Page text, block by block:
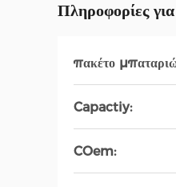
Πληροφορίες
πακέτο
Capactiy:
COem: